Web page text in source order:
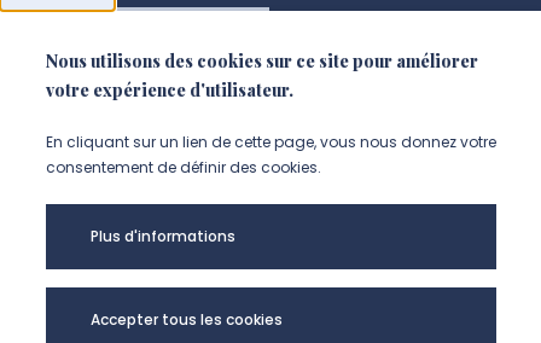
Nous utilisons des cookies sur ce site pour améliorer
votre expérience d'utilisateur.
En cliquant sur un lien de cette page, vous nous donnez votre
consentement de définir des cookies.
Plus d'informations
Accepter tous les cookies